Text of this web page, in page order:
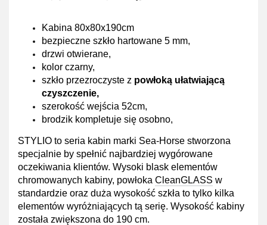
Kabina 80x80x190cm
bezpieczne szkło hartowane 5 mm,
drzwi otwierane,
kolor czarny,
szkło przezroczyste z powłoką ułatwiającą
czyszczenie,
szerokość wejścia 52cm,
brodzik kompletuje się osobno,
STYLIO to seria kabin marki Sea-Horse stworzona
specjalnie by spełnić najbardziej wygórowane
oczekiwania klientów. Wysoki blask elementów
chromowanych kabiny, powłoka CleanGLASS w
standardzie oraz duża wysokość szkła to tylko kilka
elementów wyróżniających tą serię. Wysokość kabiny
została zwiększona do 190 cm.